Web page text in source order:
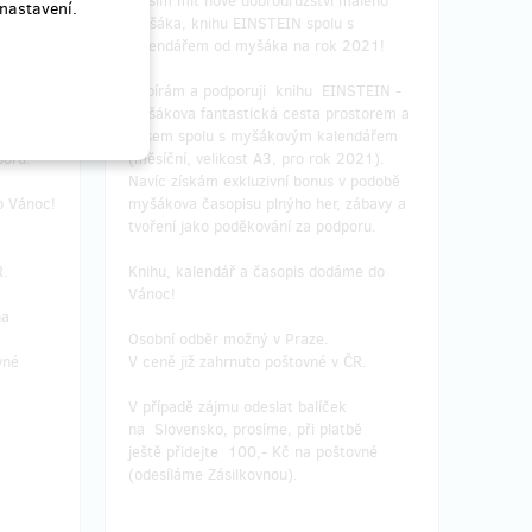
Vánoc!
myšáka, knihu EINSTEIN spolu s
kalendářem od myšáka na rok 2021!
Vybírám a podporuji knihu EINSTEIN -
Myšákova fantastická cesta prostorem a
časem spolu s myšákovým kalendářem
(měsíční, velikost A3, pro rok 2021).
Navíc získám exkluzivní bonus v podobě
myšákova časopisu plnýho her, zábavy a
tvoření jako poděkování za podporu.
Knihu, kalendář a časopis dodáme do
Vánoc!
Osobní odběr možný v Praze.
V ceně již zahrnuto poštovné v ČR.
V případě zájmu odeslat balíček
na Slovensko, prosíme, při platbě
ještě přidejte 100,- Kč na poštovné
(odesíláme Zásilkovnou).